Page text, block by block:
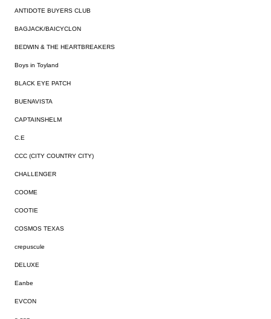
ANTIDOTE BUYERS CLUB
BAGJACK/BAICYCLON
BEDWIN & THE HEARTBREAKERS
Boys in Toyland
BLACK EYE PATCH
BUENAVISTA
CAPTAINSHELM
C.E
CCC (CITY COUNTRY CITY)
CHALLENGER
COOME
COOTIE
COSMOS TEXAS
crepuscule
DELUXE
Eanbe
EVCON